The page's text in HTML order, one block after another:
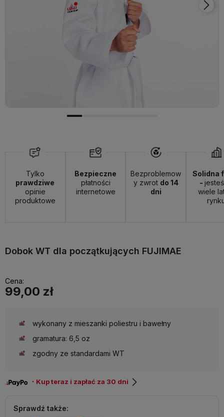
Tylko
prawdziwe
opinie
produktowe
Bezpieczne
płatności
internetowe
Bezproblemow
y zwrot do 14
dni
Solidna
-
wiele
Dobok WT dla początkujących FUJIMAE
Cena:
99,00 zł
wykonany z mieszanki poliestru i bawełny
gramatura: 6,5 oz
zgodny ze standardami WT
・Kup teraz i zapłać za 30 dni
Sprawdź także: